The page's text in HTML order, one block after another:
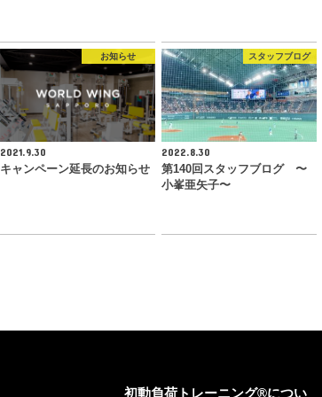
お知らせ
2021.9.30
キャンペーン延長のお知らせ
スタッフブログ
2022.8.30
第140回スタッフブログ 〜
小峯亜矢子〜
初動負荷トレーニング®につい